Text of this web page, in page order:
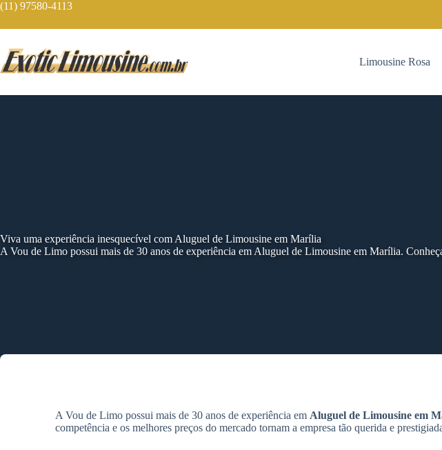
Skip
content
(11) 97580-4113
Limousine Rosa
Viva uma experiência inesquecível com Aluguel de Limousine em Marília
A Vou de Limo possui mais de 30 anos de experiência em Aluguel de Limousine em Marília.
A Vou de Limo possui mais de 30 anos de experiência em Aluguel de Limousine em
competência e os melhores preços do mercado tornam a empresa tão querida e